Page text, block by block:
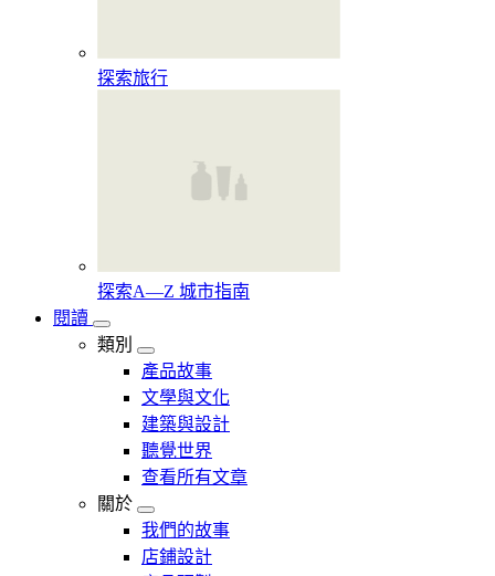
探索旅行
探索A—Z 城市指南
閱讀
類別
產品故事
文學與文化
建築與設計
聽覺世界
查看所有文章
關於
我們的故事
店鋪設計